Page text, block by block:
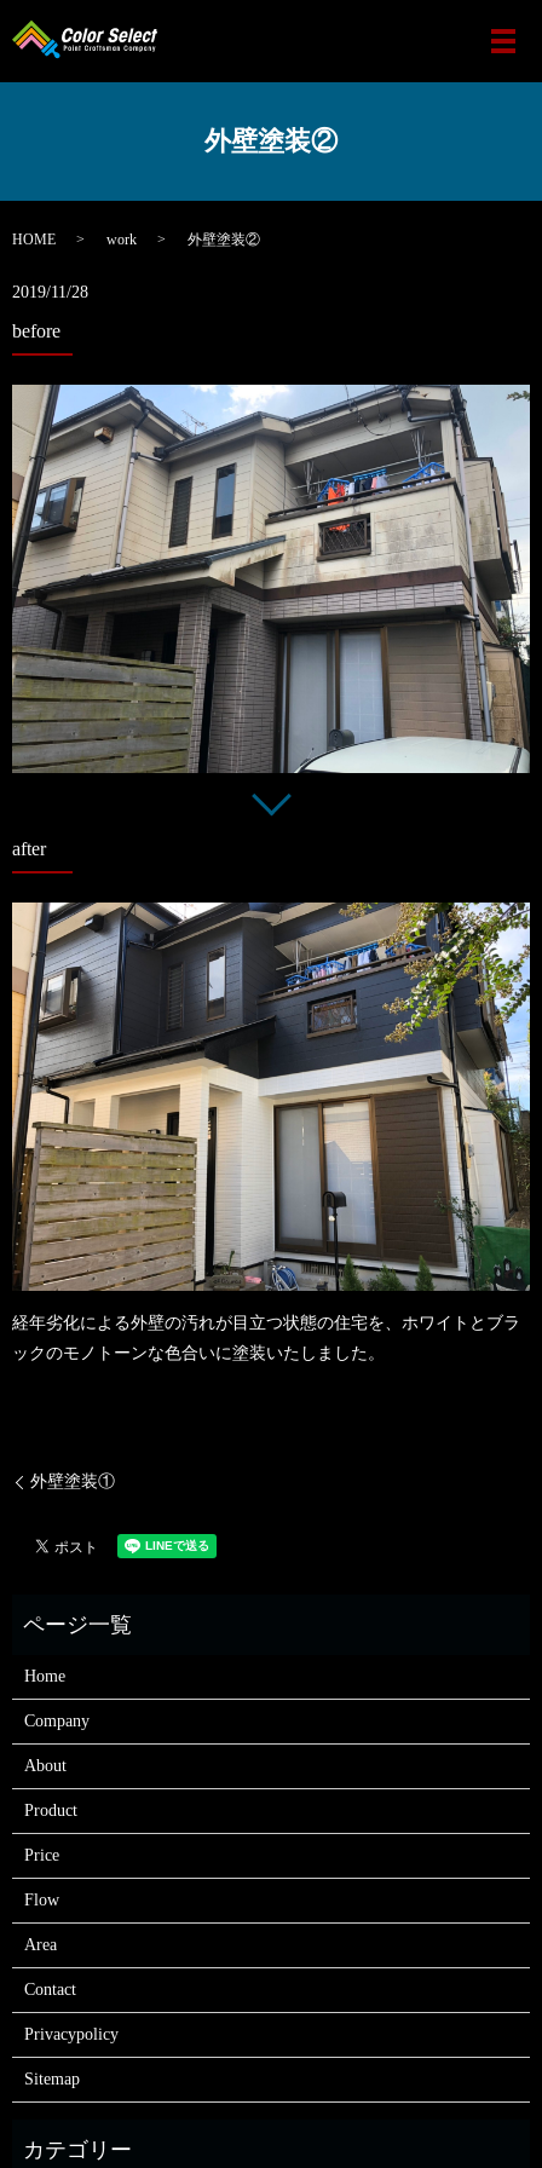
メ
外壁塗装②
HOME work 外壁塗装②
2019/11/28
before
after
経年劣化による外壁の汚れが目立つ状態の住宅を、ホワイトとブラ
ックのモノトーンな色合いに塗装いたしました。
外壁塗装①
Home
Company
About
Product
Price
Flow
Area
Contact
Privacypolicy
Sitemap